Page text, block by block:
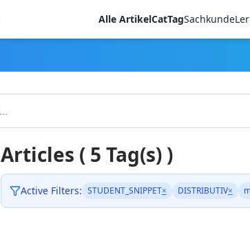
Alle ArtikelCatTagSachkunde
Articles ( 5 Tag(s) )
Active Filters: STUDENT_SNIPPET× DISTRIBUTIV×